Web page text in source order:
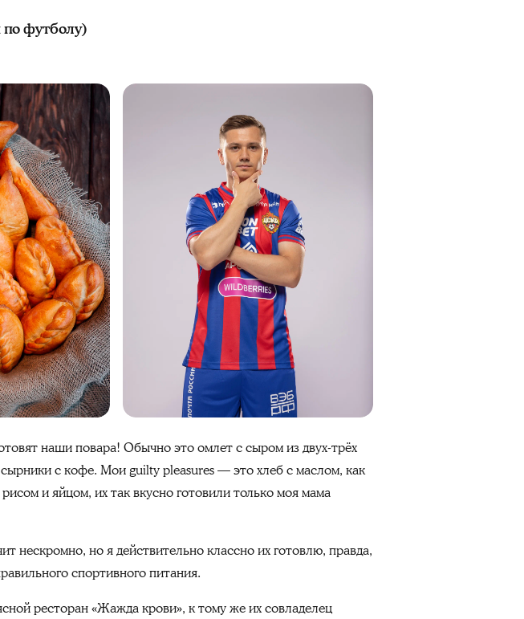
футболу)
наши повара! Обычно это омлет с сыром из двух-трёх
с кофе. Мои guilty pleasures — это хлеб с маслом, как
и яйцом, их так вкусно готовили только моя мама
нескромно, но я действительно классно их готовлю, правда,
спортивного питания.
ресторан «Жажда крови», к тому же их совладелец